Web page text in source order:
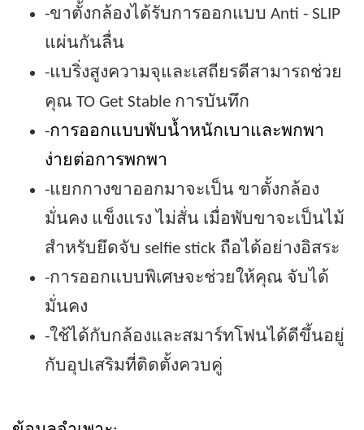
-ขาตั้งกล้องได้รับการออกแบบ Anti - SLIP
แผ่นกันลื่น
-แบริ่งสูงความจุและเสถียรดีสามารถช่วย
คุณ TO Get Stable การบันทึก
-การออกแบบพับน้ำหนักเบาและพกพา
ง่ายต่อการพกพา
-แยกกางขาออกมาจะเป็น ขาตั้งกล้อง
มั่นคง แข็งแรง ไม่สั่น เมื่อพับขาจะเป็นไม้
สำหรับยึดจับ selfie stick ถือได้อย่างอิสระ
-การออกแบบพิเศษจะช่วยให้คุณ จับได้
มั่นคง
-ใช้ได้กับกล้องและสมาร์ทโฟนได้ดีขึ้นอยู่
กับอุปเสริมที่ติดตั้งควบคู่